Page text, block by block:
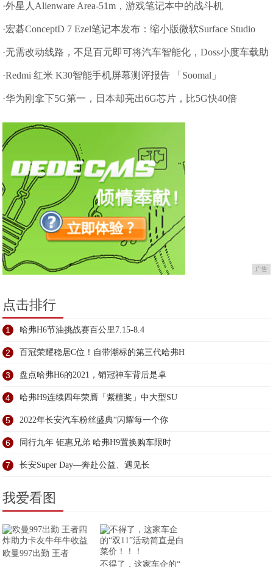
车
·外星人Alienware Area-51m，游戏笔记本中的战斗机
·宏碁ConceptD 7 Ezel笔记本发布：缩小版微软Surface Studio
·无需改动线路，不足百元即可将汽车智能化，Doss小度车载助
手
·Redmi 红米 K30智能手机屏幕测评报告 「Soomal」
·华为刚拿下5G第一，日本却亮出6G芯片，比5G快40倍
广告
点击排行
1 哈弗H6节油挑战赛百公里7.15-8.4
2 百冠荣耀稳居C位！自带潮标的第三代哈弗H
3 盘点哈弗H6的2021，销冠神车背后是卓
4 哈弗H9连续四年荣膺「紫檀奖」中大型SU
5 2022年长安汽车粉丝盛典“闪耀每一个你
6 同行九年 钜惠兄弟 哈弗H9置换购车限时
7 长安Super Day—奔赴公益、遇见长
我爱看图
欧曼997出勤 王者
不得了，这家车企的“